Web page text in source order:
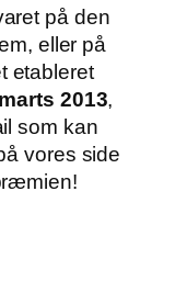
på den
eller på
etableret
2013,
som kan
vores side